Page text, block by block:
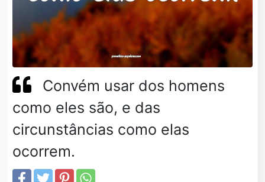
Convém usar dos homens
como eles são, e das
circunstâncias como elas
ocorrem.